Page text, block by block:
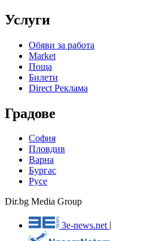
Услуги
Обяви за работа
Market
Поща
Билети
Direct Реклама
Градове
София
Пловдив
Варна
Бургас
Русе
Dir.bg Media Group
3e-news.net